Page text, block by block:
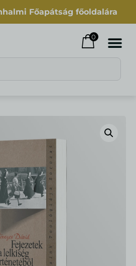
Főapátság főoldalára
0
a lelkiség történetéből II.
476Ft
+ HOZZÁAD